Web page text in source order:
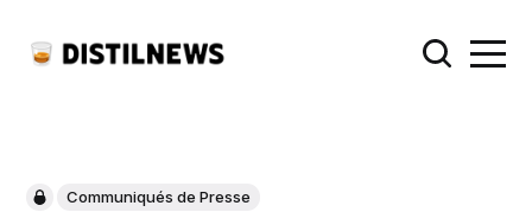
Communiqués de Presse